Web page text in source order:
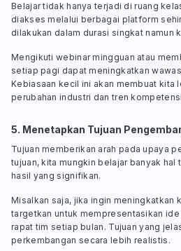
Belajar tidak hanya terjadi di ruang
diakses melalui berbagai platform
dilakukan dalam durasi singkat namun
Mengikuti webinar mingguan atau
setiap pagi dapat meningkatkan
Kebiasaan kecil ini akan membuat kita
perubahan industri dan tren
5. Menetapkan Tujuan
Tujuan memberikan arah pada upaya
tujuan, kita mungkin belajar banyak
hasil yang signifikan.
Misalkan saja, jika ingin meningkatkan
targetkan untuk mempresentasikan
rapat tim setiap bulan. Tujuan yang
perkembangan secara lebih realistis.